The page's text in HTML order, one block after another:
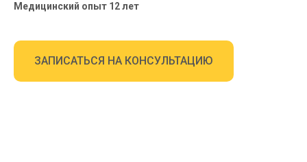
Медицинский опыт 12лет
ЗАПИСАТЬСЯ НА КОНСУЛЬТАЦИЮ